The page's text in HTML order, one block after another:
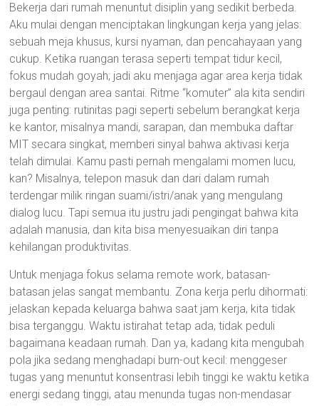
Bekerja dari rumah menuntut disiplin yang sedikit berbeda.
Aku mulai dengan menciptakan lingkungan kerja yang jelas:
sebuah meja khusus, kursi nyaman, dan pencahayaan yang
cukup. Ketika ruangan terasa seperti tempat tidur kecil,
fokus mudah goyah; jadi aku menjaga agar area kerja tidak
bergaul dengan area santai. Ritme “komuter” ala kita sendiri
juga penting: rutinitas pagi seperti sebelum berangkat kerja
ke kantor, misalnya mandi, sarapan, dan membuka daftar
MIT secara singkat, memberi sinyal bahwa aktivasi kerja
telah dimulai. Kamu pasti pernah mengalami momen lucu,
kan? Misalnya, telepon masuk dan dari dalam rumah
terdengar milik ringan suami/istri/anak yang mengulang
dialog lucu. Tapi semua itu justru jadi pengingat bahwa kita
adalah manusia, dan kita bisa menyesuaikan diri tanpa
kehilangan produktivitas.
Untuk menjaga fokus selama remote work, batasan-
batasan jelas sangat membantu. Zona kerja perlu dihormati:
jelaskan kepada keluarga bahwa saat jam kerja, kita tidak
bisa terganggu. Waktu istirahat tetap ada, tidak peduli
bagaimana keadaan rumah. Dan ya, kadang kita mengubah
pola jika sedang menghadapi burn-out kecil: menggeser
tugas yang menuntut konsentrasi lebih tinggi ke waktu ketika
energi sedang tinggi, atau menunda tugas non-mendasar